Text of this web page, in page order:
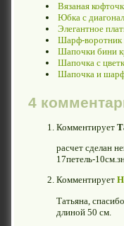
Вязаная
Юбка с
Элегантное
Шарф-воротник
Шапочки бини
Шапочка с
Шапочка и
4
Комментирует
расчет сделан
17петель-
Комментирует
Татьяна,
длиной 50 см.